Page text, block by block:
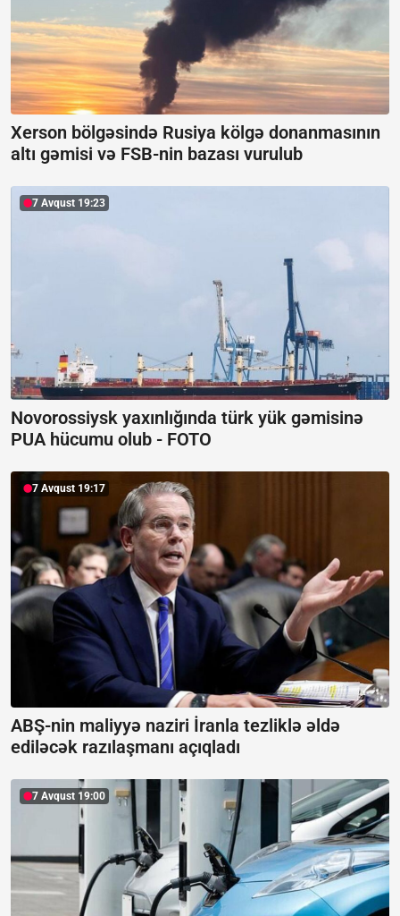
Xerson bölgəsində Rusiya kölgə donanmasının
altı gəmisi və FSB-nin bazası vurulub
7 Avqust 19:23
Novorossiysk yaxınlığında türk yük gəmisinə
PUA hücumu olub - FOTO
7 Avqust 19:17
ABŞ-nin maliyyə naziri İranla tezliklə əldə
ediləcək razılaşmanı açıqladı
7 Avqust 19:00